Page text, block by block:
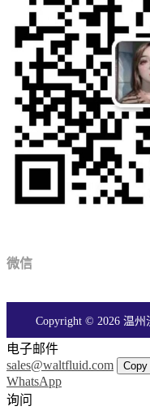
微信
Copyright © 2026 温州
电子邮件
sales@waltfluid.com
Copy
WhatsApp
询问